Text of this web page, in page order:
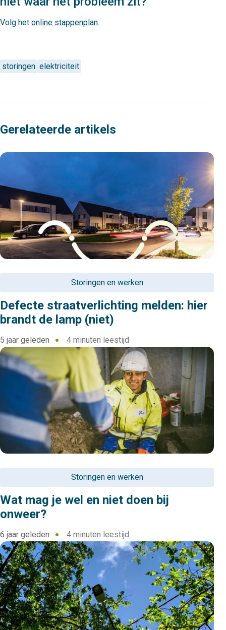
Volg het online stappenplan.
storingen elektriciteit
Gerelateerde artikels
Storingen en werken
Defecte straatverlichting melden: hier
brandt de lamp (niet)
5 jaar geleden 4 minuten leestijd
Storingen en werken
Wat mag je wel en niet doen bij
onweer?
6 jaar geleden 4 minuten leestijd